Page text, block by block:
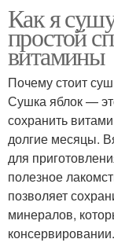
Как я
простой
витамины
Почему стоит
Сушка яблок —
сохранить
долгие месяцы.
для
полезное
позволяет
минералов,
консервировании.